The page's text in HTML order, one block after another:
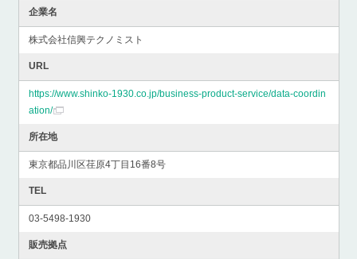
企業名
株式会社信興テクノミスト
URL
https://www.shinko-1930.co.jp/business-product-service/data-coordin
ation/
所在地
東京都品川区荏原4丁目16番8号
TEL
03-5498-1930
販売拠点